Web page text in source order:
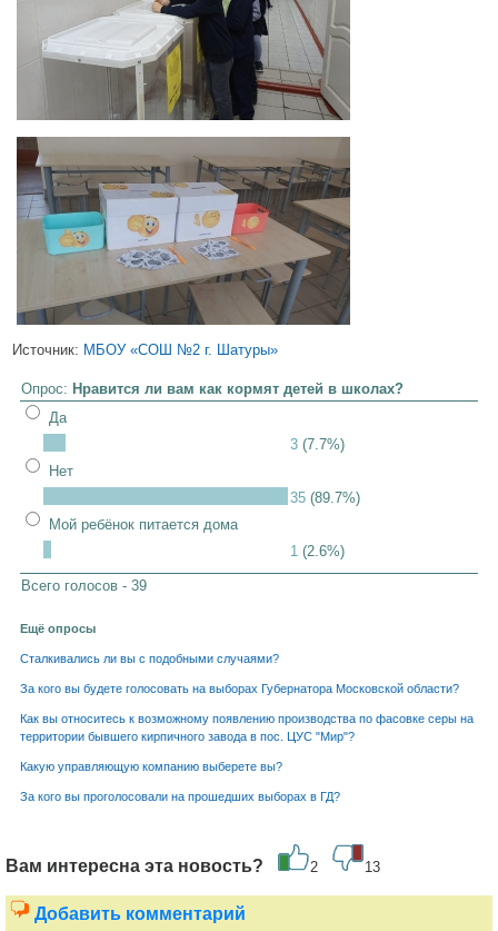
Источник: МБОУ «СОШ №2 г. Шатуры»
Опрос: Нравится ли вам как кормят детей в школах?
Да
3 (7.7%)
Нет
35 (89.7%)
Мой ребёнок питается дома
1 (2.6%)
Всего голосов - 39
Ещё опросы
Сталкивались ли вы с подобными случаями?
За кого вы будете голосовать на выборах Губернатора Московской области?
Как вы относитесь к возможному появлению производства по фасовке серы на
территории бывшего кирпичного завода в пос. ЦУС "Мир"?
Какую управляющую компанию выберете вы?
За кого вы проголосовали на прошедших выборах в ГД?
Вам интересна эта новость? 2 13
Добавить комментарий